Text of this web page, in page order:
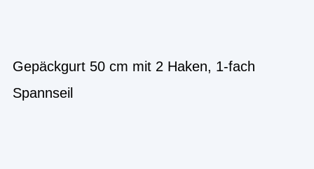
Gepäckgurt 50 cm mit 2 Haken, 1-fach
Spannseil